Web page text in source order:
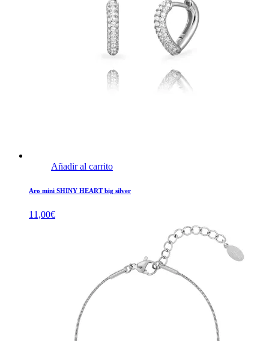
Añadir al carrito
Aro mini SHINY HEART big silver
11,00€